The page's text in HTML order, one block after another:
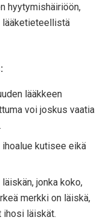
hyytymishäiriöön,
lääketieteellistä
lääkkeen
voi joskus vaatia
kutisee eikä
jonka koko,
merkki on läiskä,
ihosi läiskät.